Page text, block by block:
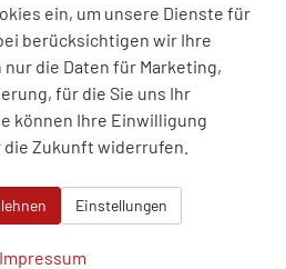
Anmelden
ein, um unsere Dienste für
berücksichtigen wir Ihre
die Daten für Marketing,
für die Sie uns Ihr
können Ihre Einwilligung
Zukunft widerrufen.
Einstellungen
Impressum